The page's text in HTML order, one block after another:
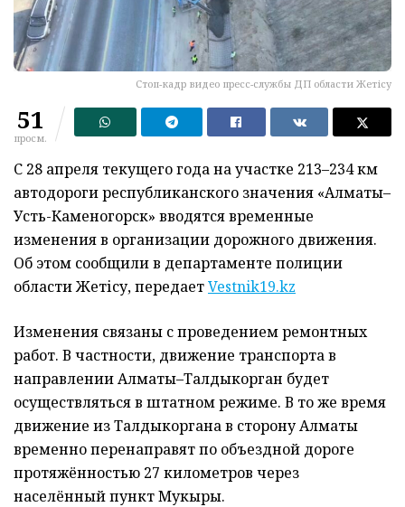
Стоп-кадр видео пресс-службы ДП области Жетісу
51
просм.
С 28 апреля текущего года на участке 213–234 км
автодороги республиканского значения «Алматы–
Усть-Каменогорск» вводятся временные
изменения в организации дорожного движения.
Об этом сообщили в департаменте полиции
области Жетісу, передаетVestnik19.kz
Изменения связаны с проведением ремонтных
работ. В частности, движение транспорта в
направлении Алматы–Талдыкорган будет
осуществляться в штатном режиме. В то же время
движение из Талдыкоргана в сторону Алматы
временно перенаправят по объездной дороге
протяжённостью 27 километров через
населённый пункт Мукыры.